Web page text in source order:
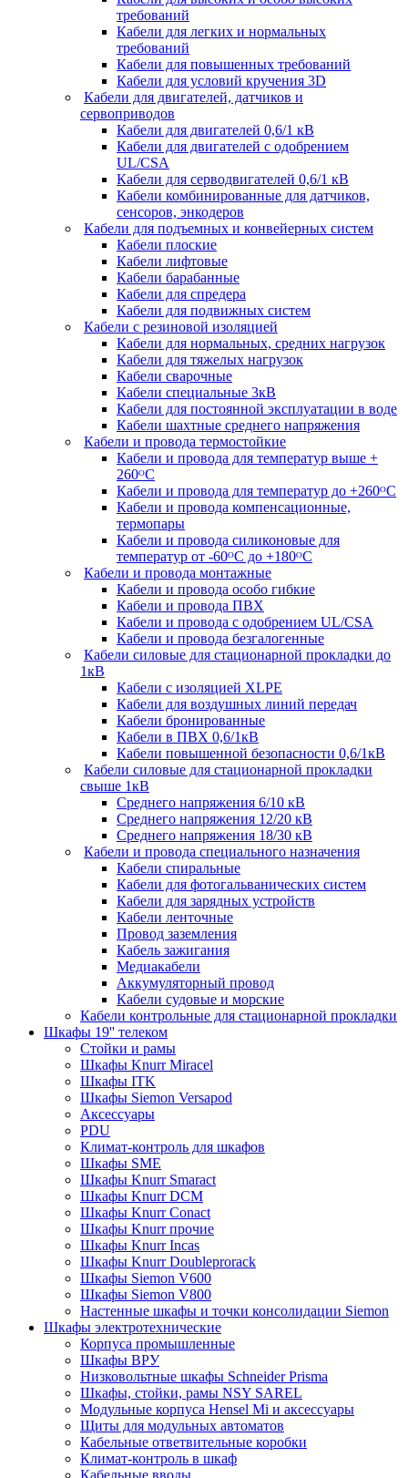
требований
Кабели для легких и нормальных
требований
Кабели для повышенных требований
Кабели для условий кручения 3D
Кабели для двигателей, датчиков и
сервоприводов
Кабели для двигателей 0,6/1 кВ
Кабели для двигателей с одобрением
UL/CSA
Кабели для серводвигателей 0,6/1 кВ
Кабели комбинированные для датчиков,
cенсоров, энкодеров
Кабели для подъемных и конвейерных систем
Кабели плоские
Кабели лифтовые
Кабели барабанные
Кабели для спредера
Кабели для подвижных систем
Кабели с резиновой изоляцией
Кабели для нормальных, средних нагрузок
Кабели для тяжелых нагрузок
Кабели сварочные
Кабели специальные 3кВ
Кабели для постоянной эксплуатации в воде
Кабели шахтные среднего напряжения
Кабели и провода термостойкие
Кабели и провода для температур выше +
260ᴼС
Кабели и провода для температур до +260ᴼС
Кабели и провода компенсационные,
термопары
Кабели и провода силиконовые для
температур от -60ᴼC до +180ᴼС
Кабели и провода монтажные
Кабели и провода особо гибкие
Кабели и провода ПВХ
Кабели и провода с одобрением UL/CSA
Кабели и провода безгалогенные
Кабели силовые для стационарной прокладки до
1кВ
Кабели c изоляцией XLPE
Кабели для воздушных линий передач
Кабели бронированные
Кабели в ПВХ 0,6/1кВ
Кабели повышенной безопасности 0,6/1кВ
Кабели силовые для стационарной прокладки
свыше 1кВ
Среднего напряжения 6/10 кВ
Среднего напряжения 12/20 кВ
Среднего напряжения 18/30 кВ
Кабели и провода специального назначения
Кабели спиральные
Кабели для фотогальванических систем
Кабели для зарядных устройств
Кабели ленточные
Провод заземления
Кабель зажигания
Медиакабели
Аккумуляторный провод
Кабели судовые и морские
Кабели контрольные для стационарной прокладки
Шкафы 19'' телеком
Стойки и рамы
Шкафы Knurr Miracel
Шкафы ITK
Шкафы Siemon Versapod
Аксессуары
PDU
Климат-контроль для шкафов
Шкафы SME
Шкафы Knurr Smaract
Шкафы Knurr DCM
Шкафы Knurr Conact
Шкафы Knurr прочие
Шкафы Knurr Incas
Шкафы Knurr Doubleprorack
Шкафы Siemon V600
Шкафы Siemon V800
Настенные шкафы и точки консолидации Siemon
Шкафы электротехнические
Корпуса промышленные
Шкафы ВРУ
Низковольтные шкафы Schneider Prisma
Шкафы, стойки, рамы NSY SAREL
Модульные корпуса Hensel Mi и аксессуары
Щиты для модульных автоматов
Кабельные ответвительные коробки
Климат-контроль в шкаф
Кабельные вводы